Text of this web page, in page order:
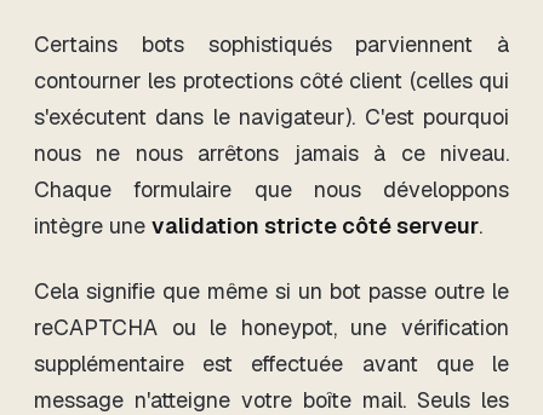
Certains bots sophistiqués parviennent à
contourner les protections côté client (celles qui
s'exécutent dans le navigateur). C'est pourquoi
nous ne nous arrêtons jamais à ce niveau.
Chaque formulaire que nous développons
intègre une validation stricte côté serveur.
Cela signifie que même si un bot passe outre le
reCAPTCHA ou le honeypot, une vérification
supplémentaire est effectuée avant que le
message n'atteigne votre boîte mail. Seuls les